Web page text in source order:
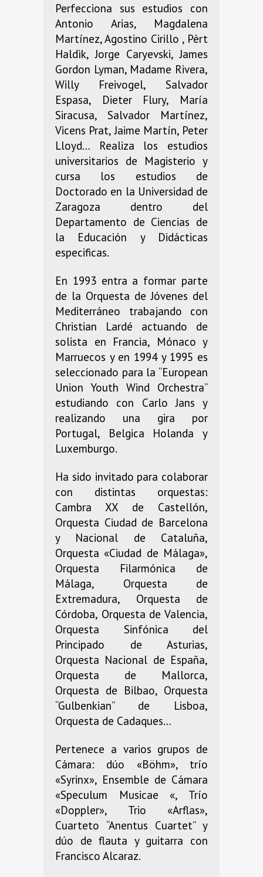
Perfecciona sus estudios con
Antonio Arias, Magdalena
Martínez, Agostino Cirillo , Pèrt
Haldìk, Jorge Caryevski, James
Gordon Lyman, Madame Rivera,
Willy Freivogel, Salvador
Espasa, Dieter Flury, María
Siracusa, Salvador Martínez,
Vicens Prat, Jaime Martín, Peter
Lloyd… Realiza los estudios
universitarios de Magisterio y
cursa los estudios de
Doctorado en la Universidad de
Zaragoza dentro del
Departamento de Ciencias de
la Educación y Didácticas
especificas.
En 1993 entra a formar parte
de la Orquesta de Jóvenes del
Mediterráneo trabajando con
Christian Lardé actuando de
solista en Francia, Mónaco y
Marruecos y en 1994 y 1995 es
seleccionado para la “European
Union Youth Wind Orchestra”
estudiando con Carlo Jans y
realizando una gira por
Portugal, Belgica Holanda y
Luxemburgo.
Ha sido invitado para colaborar
con distintas orquestas:
Cambra XX de Castellón,
Orquesta Ciudad de Barcelona
y Nacional de Cataluña,
Orquesta «Ciudad de Málaga»,
Orquesta Filarmónica de
Málaga, Orquesta de
Extremadura, Orquesta de
Córdoba, Orquesta de Valencia,
Orquesta Sinfónica del
Principado de Asturias,
Orquesta Nacional de España,
Orquesta de Mallorca,
Orquesta de Bilbao, Orquesta
“Gulbenkian” de Lisboa,
Orquesta de Cadaques…
Pertenece a varios grupos de
Cámara: dúo «Böhm», trío
«Syrinx», Ensemble de Cámara
«Speculum Musicae «, Trío
«Doppler», Trio «Arflas»,
Cuarteto “Anentus Cuartet” y
dúo de flauta y guitarra con
Francisco Alcaraz.